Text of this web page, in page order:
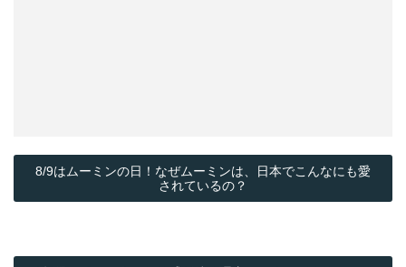
8/9はムーミンの日！なぜムーミンは、日本でこんなにも愛
されているの？